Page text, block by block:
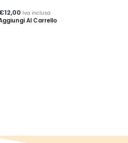
12,00 Iva inclusa
Al Carrello